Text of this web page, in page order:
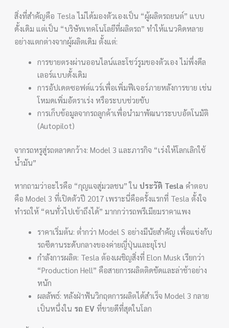
สิ่งที่สำคัญคือ Tesla ไม่ได้มองตัวเองเป็น “ผู้ผลิตรถยนต์” แบบ
ดั้งเดิม แต่เป็น “บริษัทเทคโนโลยีที่ผลิตรถ” ทำให้แนวคิดหลาย
อย่างแตกต่างจากผู้ผลิตเดิม ตั้งแต่:
การขายตรงผ่านออนไลน์และโชว์รูมของตัวเอง ไม่พึ่งดีล
เลอร์แบบดั้งเดิม
การอัปเดตซอฟต์แวร์เพื่อเพิ่มฟีเจอร์ภายหลังการขาย เช่น
โหมดเพิ่มอัตราเร่ง หรือระบบช่วยขับ
การเก็บข้อมูลจากรถลูกค้าเพื่อนำมาพัฒนาระบบอัตโนมัติ
(Autopilot)
จากรถหรูสู่รถตลาดกว้าง: Model 3 และภารกิจ “เร่งให้โลกเลิกใช้
น้ำมัน”
หากถามว่าอะไรคือ “กุญแจสู่มวลชน” ในประวัติ Tesla คำตอบ
คือ Model 3 ที่เปิดตัวปี 2017 เพราะนี่คือครั้งแรกที่ Tesla ตั้งใจ
ทำรถให้ “คนทั่วไปเข้าถึงได้” มากกว่ารถพรีเมียมราคาแพง
ราคาเริ่มต้น: ต่ำกว่า Model S อย่างมีนัยสำคัญ เพื่อแข่งกับ
รถซีดานระดับกลางของค่ายญี่ปุ่นและยุโรป
กำลังการผลิต: Tesla ต้องเผชิญสิ่งที่ Elon Musk เรียกว่า
“Production Hell” คือสายการผลิตติดขัดและล่าช้าอย่าง
หนัก
ผลลัพธ์: หลังฝ่าฟันวิกฤตการผลิตได้สำเร็จ Model 3 กลาย
เป็นหนึ่งใน รถ EV ที่ขายดีที่สุดในโลก